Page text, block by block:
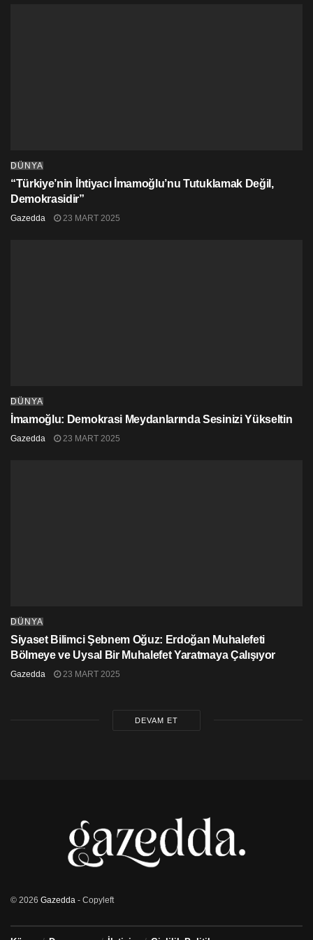
DÜNYA
“Türkiye’nin İhtiyacı İmamoğlu’nu Tutuklamak Değil,
Demokrasidir”
Gazedda 23 MART 2025
DÜNYA
İmamoğlu: Demokrasi Meydanlarında Sesinizi Yükseltin
Gazedda 23 MART 2025
DÜNYA
Siyaset Bilimci Şebnem Oğuz: Erdoğan Muhalefeti
Bölmeye ve Uysal Bir Muhalefet Yaratmaya Çalışıyor
Gazedda 23 MART 2025
DEVAM ET
© 2026 Gazedda - Copyleft